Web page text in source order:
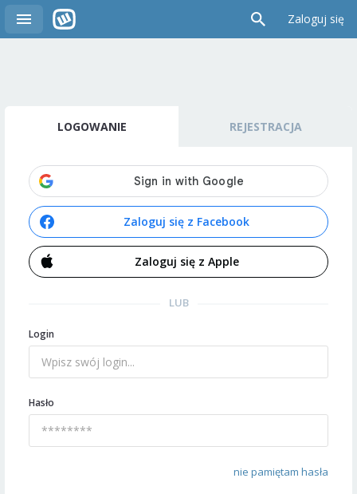
Zaloguj się
LOGOWANIE REJESTRACJA
Zaloguj się z Facebook
Zaloguj się z Apple
LUB
Login
Hasło
nie pamiętam hasła